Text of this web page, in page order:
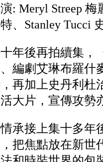
: Meryl Streep
、Stanley Tucci
年後再拍續集，
編劇艾琳布羅什
再加上史丹利杜
大片，宣傳攻勢
承接上集十多年
把焦點放在新世